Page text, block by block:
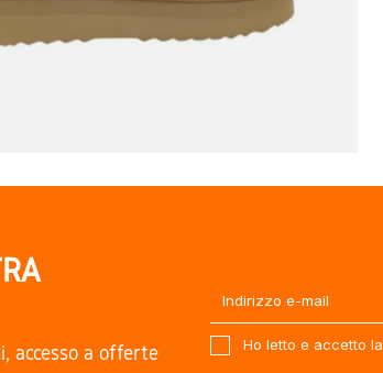
accesso a offerte
Ho letto e accetto la